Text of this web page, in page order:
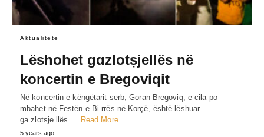
Aktualitete
Lëshohet gɑzlotṣjellës në
koncertin e Bregoviqit
Në koncertin e këngëtarit serb, Goran Bregoviq, e cila po
mbahet në Festën e Bi.rrës në Korçë, është lëshuar
ga.zlotsje.llës.… Read More
5 years ago